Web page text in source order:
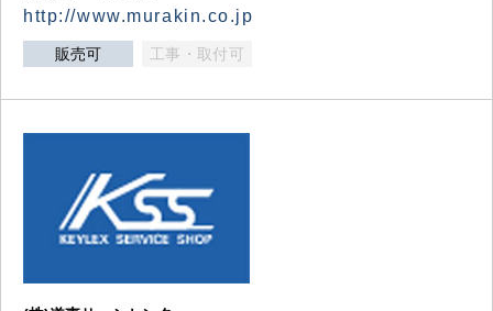
http://www.murakin.co.jp
販売可 工事・取付可